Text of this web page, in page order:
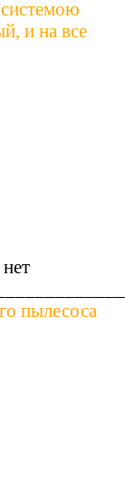
и на все
пылесоса